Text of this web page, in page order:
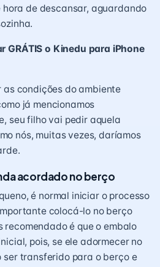
de descansar, aguardando
GRÁTIS o Kinedu para iPhone
as condições do ambiente
já mencionamos
seu filho vai pedir aquela
nós, muitas vezes, daríamos
acordado no berço
é normal iniciar o processo
colocá-lo no berço
é que o embalo
pois, se ele adormecer no
transferido para o berço e